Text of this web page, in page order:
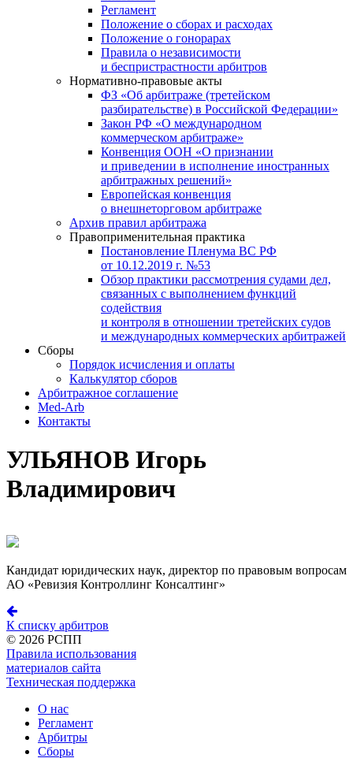
Регламент
Положение о сборах и расходах
Положение о гонорарах
Правила о независимости
и беспристрастности арбитров
Нормативно-правовые акты
ФЗ «Об арбитраже (третейском
разбирательстве) в Российской Федерации»
Закон РФ «О международном
коммерческом арбитраже»
Конвенция ООН «О признании
и приведении в исполнение иностранных
арбитражных решений»
Европейская конвенция
о внешнеторговом арбитраже
Архив правил арбитража
Правоприменительная практика
Постановление Пленума ВС РФ
от 10.12.2019 г. №53
Обзор практики рассмотрения судами дел,
связанных с выполнением функций
содействия
и контроля в отношении третейских судов
и международных коммерческих арбитражей
Сборы
Порядок исчисления и оплаты
Калькулятор сборов
Арбитражное соглашение
Med-Arb
Контакты
УЛЬЯНОВ Игорь
Владимирович
Кандидат юридических наук, директор по правовым вопросам
АО «Ревизия Контроллинг Консалтинг»
К списку арбитров
© 2026 РСПП
Правила использования
материалов сайта
Техническая поддержка
О нас
Регламент
Арбитры
Сборы